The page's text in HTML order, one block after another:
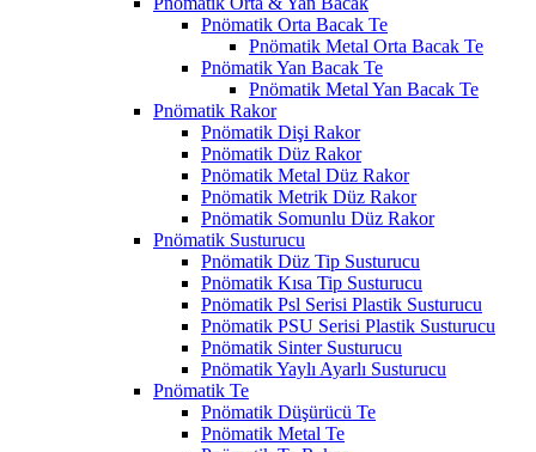
Pnömatik Orta Bacak Te
Pnömatik Metal Orta Bacak Te
Pnömatik Yan Bacak Te
Pnömatik Metal Yan Bacak Te
Pnömatik Rakor
Pnömatik Dişi Rakor
Pnömatik Düz Rakor
Pnömatik Metal Düz Rakor
Pnömatik Metrik Düz Rakor
Pnömatik Somunlu Düz Rakor
Pnömatik Susturucu
Pnömatik Düz Tip Susturucu
Pnömatik Kısa Tip Susturucu
Pnömatik Psl Serisi Plastik Susturucu
Pnömatik PSU Serisi Plastik Susturucu
Pnömatik Sinter Susturucu
Pnömatik Yaylı Ayarlı Susturucu
Pnömatik Te
Pnömatik Düşürücü Te
Pnömatik Metal Te